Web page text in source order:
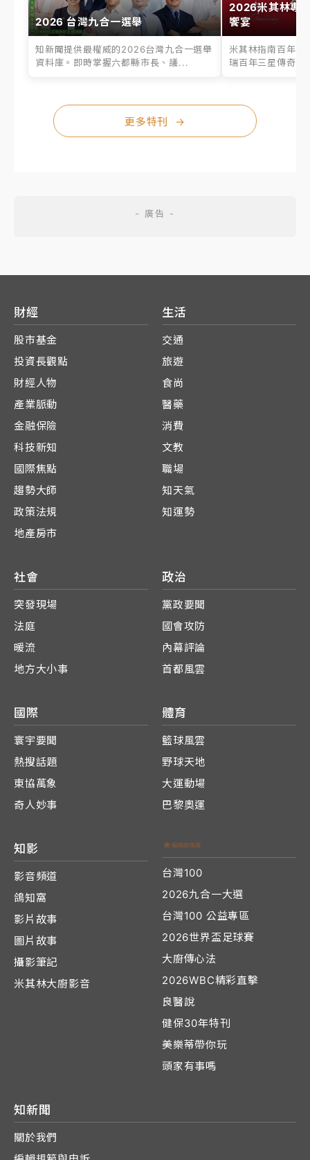
2026 台灣九合一選舉
知新聞提供最權威的2026台灣九合一選舉
資料庫。即時掌握六都縣市長、議...
2026米其林專
饗宴
米其林指南百年之
瑞百年三星傳奇、
更多特刊 →
財經
股市基金
投資長觀點
財經人物
產業脈動
金融保險
科技新知
國際焦點
趨勢大師
政策法規
地產房市
生活
交通
旅遊
食尚
醫藥
消費
文教
職場
知天氣
知運勢
社會
突發現場
法庭
暖流
地方大小事
政治
黨政要聞
國會攻防
內幕評論
首都風雲
國際
寰宇要聞
熱搜話題
東協萬象
奇人妙事
體育
籃球風雲
野球天地
大運動場
巴黎奧運
知影
影音頻道
鴿知窩
影片故事
圖片故事
攝影筆記
米其林大廚影音
台灣100
2026九合一大選
台灣100 公益專區
2026世界盃足球賽
大廚傳心法
2026WBC精彩直擊
良醫說
健保30年特刊
美樂蒂帶你玩
頭家有事嗎
知新聞
關於我們